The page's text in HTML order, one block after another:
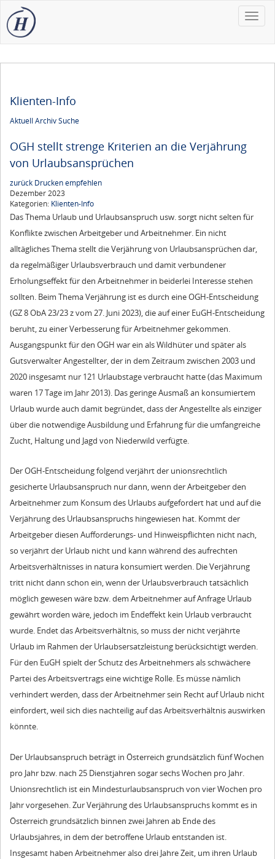
Toggle
Klienten-Info
Aktuell ArchivSuche
OGH stellt strenge Kriterien an die Verjährung
von Urlaubsansprüchen
zurück Druckenempfehlen
Dezember 2023
Kategorien: Klienten-Info
Das Thema Urlaub und Urlaubsanspruch usw. sorgt nicht selten für
Konflikte zwischen Arbeitgeber und Arbeitnehmer. Ein nicht
alltägliches Thema stellt die Verjährung von Urlaubsansprüchen dar,
da regelmäßiger Urlaubsverbrauch und damit verbundener
Erholungseffekt für den Arbeitnehmer in beiderlei Interesse stehen
sollten. Beim Thema Verjährung ist es durch eine OGH-Entscheidung
(GZ 8 ObA 23/23 z vom 27. Juni 2023), die auf einer EuGH-Entscheidung
beruht, zu einer Verbesserung für Arbeitnehmer gekommen.
Ausgangspunkt für den OGH war ein als Wildhüter und später als
Gutsverwalter Angestellter, der in dem Zeitraum zwischen 2003 und
2020 insgesamt nur 121 Urlaubstage verbraucht hatte (das Maximum
waren 17 Tage im Jahr 2013). Das geringe Ausmaß an konsumiertem
Urlaub wurde auch damit begründet, dass der Angestellte als einziger
über die notwendige Ausbildung und Erfahrung für die umfangreiche
Zucht, Haltung und Jagd von Niederwild verfügte.
Der OGH-Entscheidung folgend verjährt der unionsrechtlich
gesicherte Urlaubsanspruch nur dann, wenn der Arbeitgeber den
Arbeitnehmer zum Konsum des Urlaubs aufgefordert hat und auf die
Verjährung des Urlaubsanspruchs hingewiesen hat. Kommt der
Arbeitgeber diesen Aufforderungs- und Hinweispflichten nicht nach,
so verjährt der Urlaub nicht und kann während des aufrechten
Arbeitsverhältnisses in natura konsumiert werden. Die Verjährung
tritt nicht dann schon ein, wenn der Urlaubsverbrauch tatsächlich
möglich gewesen wäre bzw. dem Arbeitnehmer auf Anfrage Urlaub
gewährt worden wäre, jedoch im Endeffekt kein Urlaub verbraucht
wurde. Endet das Arbeitsverhältnis, so muss der nicht verjährte
Urlaub im Rahmen der Urlaubsersatzleistung berücksichtigt werden.
Für den EuGH spielt der Schutz des Arbeitnehmers als schwächere
Partei des Arbeitsvertrags eine wichtige Rolle. Es müsse nämlich
verhindert werden, dass der Arbeitnehmer sein Recht auf Urlaub nicht
einfordert, weil sich dies nachteilig auf das Arbeitsverhältnis auswirken
könnte.
Der Urlaubsanspruch beträgt in Österreich grundsätzlich fünf Wochen
pro Jahr bzw. nach 25 Dienstjahren sogar sechs Wochen pro Jahr.
Unionsrechtlich ist ein Mindesturlaubsanspruch von vier Wochen pro
Jahr vorgesehen. Zur Verjährung des Urlaubsanspruchs kommt es in
Österreich grundsätzlich binnen zwei Jahren ab Ende des
Urlaubsjahres, in dem der betroffene Urlaub entstanden ist.
Insgesamt haben Arbeitnehmer also drei Jahre Zeit, um ihren Urlaub